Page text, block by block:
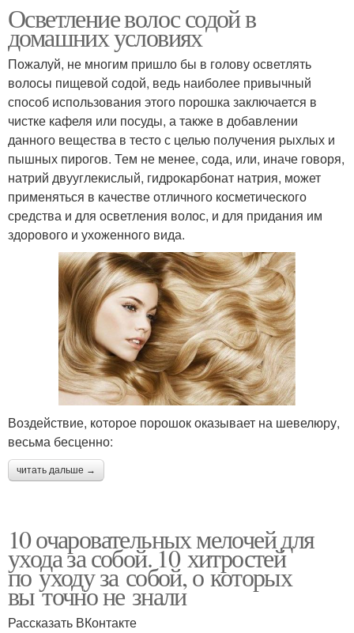
Осветление волос содой в
домашних условиях
Пожалуй, не многим пришло бы в голову осветлять
волосы пищевой содой, ведь наиболее привычный
способ использования этого порошка заключается в
чистке кафеля или посуды, а также в добавлении
данного вещества в тесто с целью получения рыхлых и
пышных пирогов. Тем не менее, сода, или, иначе говоря,
натрий двууглекислый, гидрокарбонат натрия, может
применяться в качестве отличного косметического
средства и для осветления волос, и для придания им
здорового и ухоженного вида.
Воздействие, которое порошок оказывает на шевелюру,
весьма бесценно:
читать дальше →
10 очаровательных мелочей для
ухода за собой. 10 хитростей
по уходу за собой, о которых
вы точно не знали
Рассказать ВКонтакте